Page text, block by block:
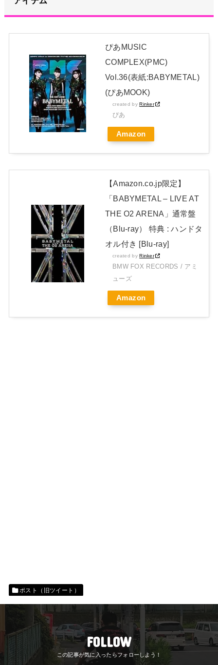
【画像】板野友美、ビキニ姿の谷間がたまらない NEW!
日本独自企画・限定生産盤「METAL FORTH (DELUXE
【櫻坂46】村山美羽、まさかの場所で見つかる NEW!
【画像】ビリー・アイリッシュ(24)さん、ライブでマンスジが
見える衣装を着て炎上 NEW!
【BABYMETAL】METAL FORTH DELUXE JAPAN EDITION
ぴあMUSIC
COMPLEX(PMC)
Vol.36(表紙:BABYMETAL)
(ぴあMOOK)
created byRinker
ぴあ
Amazon
【Amazon.co.jp限定】
「BABYMETAL – LIVE AT
THE O2 ARENA」通常盤
（Blu-ray） 特典 : ハンドタ
オル付き [Blu-ray]
created byRinker
BMW FOX RECORDS / アミ
ューズ
Amazon
ポスト（旧ツイート）
FOLLOW